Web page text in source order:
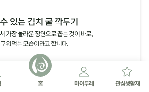
있는 김치 굴 깍두기
가장 놀라운 장면으로 꼽는 것이 바로,
워먹는 모습이라고 합니다.
홈 마이두레 관심생활재